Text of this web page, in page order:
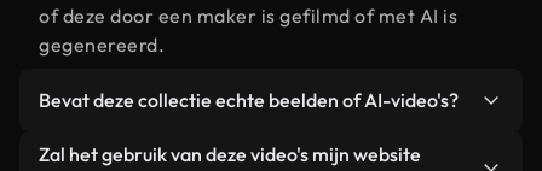
of deze door een maker is gefilmd of met AI is
gegenereerd.
Bevat deze collectie echte beelden of AI-video's?
Beide. Dit is een hybride bibliotheek die bestaat
Zal het gebruik van deze video's mijn website